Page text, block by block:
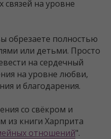
связей на уровне
обрезаете полностью
или детьми. Просто
на сердечный
на уровне любви,
и благодарения.
со свёкром и
из книги Харприта
отношений".